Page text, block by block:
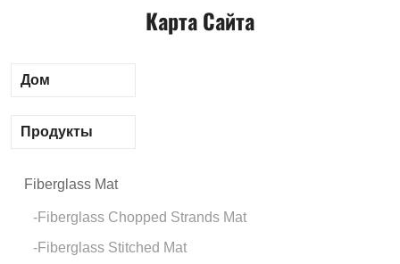
Карта Сайта
Дом
Продукты
Fiberglass Mat
Fiberglass Chopped Strands Mat
Fiberglass Stitched Mat